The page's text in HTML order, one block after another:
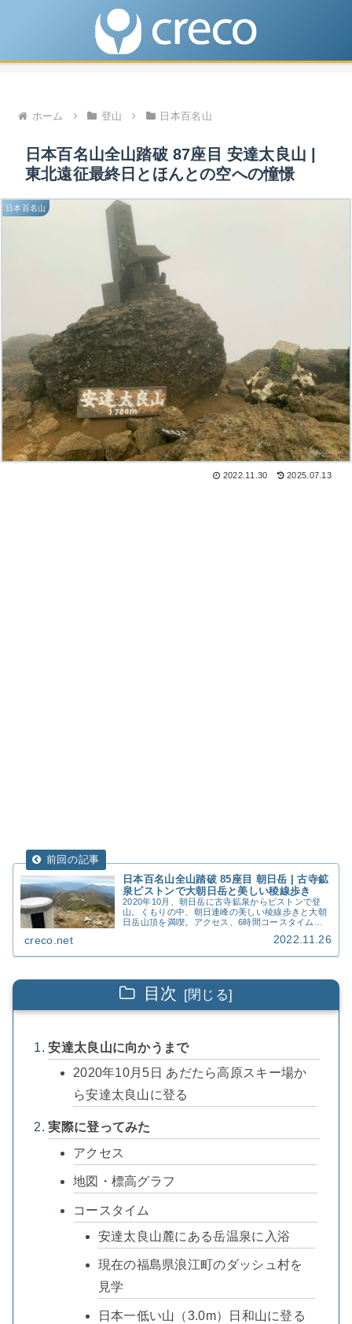
ホーム 登山 日本百名山
日本百名山全山踏破 87座目 安達太良山 |
東北遠征最終日とほんとの空への憧憬
日本百名山
2022.11.30 2025.07.13
日本百名山全山踏破 85座目 朝日岳 | 古寺鉱
泉ピストンで大朝日岳と美しい稜線歩き
2020年10月、朝日岳に古寺鉱泉からピストンで登
山。くもりの中、朝日連峰の美しい稜線歩きと大朝
日岳山頂を満喫。アクセス、6時間コースタイム、
creco.net 2022.11.26
目次
安達太良山に向かうまで
2020年10月5日 あだたら高原スキー場か
ら安達太良山に登る
実際に登ってみた
アクセス
地図・標高グラフ
コースタイム
安達太良山麓にある岳温泉に入浴
現在の福島県浪江町のダッシュ村を
見学
日本一低い山（3.0m）日和山に登る